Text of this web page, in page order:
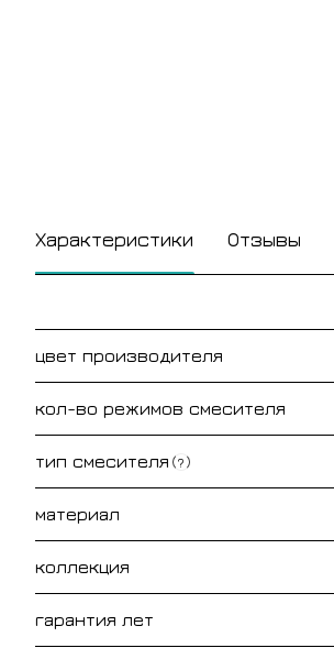
Характеристики Отзывы
цвет производителя
кол-во режимов смесителя
тип смесителя ?
материал
коллекция
гарантия лет